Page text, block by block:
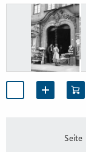
Seite